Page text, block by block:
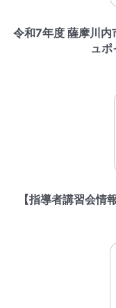
令和7年度 薩摩川
ュ
【指導者講習会